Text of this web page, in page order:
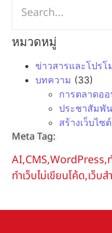
หมวดหมู่
ข่าวสารและโปร
บทความ (33)
การตลาดอ
ประชาสัมพั
สร้างเว็บไซต์
Meta Tag:
AI,CMS,WordPress,
ทำเว็บไม่เขียนโค้ด,เว็บส